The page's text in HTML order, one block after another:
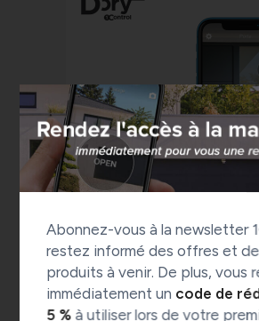
DORY MINI
Pour la maison et usage
Abonnez-vous à la newsletter
restez informé des offres et
produits à venir. De plus, vous
immédiatement un code de
5 % à utiliser lors de votre